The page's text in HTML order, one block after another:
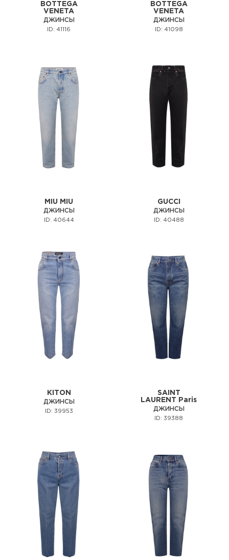
BOTTEGA
VENETA
ДЖИНСЫ
ID: 41116
BOTTEGA
VENETA
ДЖИНСЫ
ID: 41098
MIU MIU
ДЖИНСЫ
ID: 40644
GUCCI
ДЖИНСЫ
ID: 40488
KITON
ДЖИНСЫ
ID: 39953
SAINT
LAURENT Paris
ДЖИНСЫ
ID: 39388